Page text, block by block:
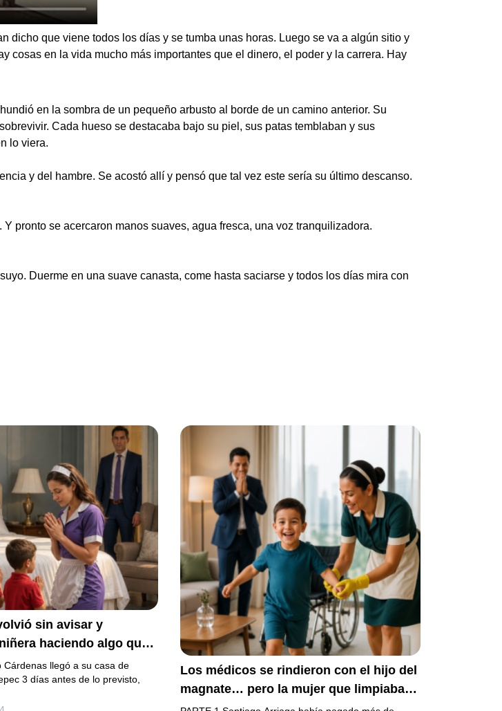
dicho que viene todos los días y se tumba unas horas. Luego se va a algún sitio y
cosas en la vida mucho más importantes que el dinero, el poder y la carrera. Hay
en la sombra de un pequeño arbusto al borde de un camino anterior. Su
Cada hueso se destacaba bajo su piel, sus patas temblaban y sus
lo viera.
y del hambre. Se acostó allí y pensó que tal vez este sería su último descanso.
pronto se acercaron manos suaves, agua fresca, una voz tranquilizadora.
Duerme en una suave canasta, come hasta saciarse y todos los días mira con
sin avisar y
haciendo algo que
a sus 3 hijos
Cárdenas llegó a su casa de
3 días antes de lo previsto,
Los médicos se rindieron con el hijo del
magnate… pero la mujer que limpiaba
su casa descubrió la verdad que nadie